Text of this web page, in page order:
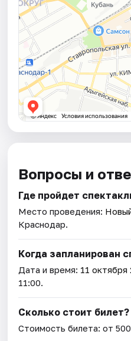
Вопросы и
Где пройдет
Место проведения:
Краснодар.
Когда запланирован
Дата и время: 11 октября
11:00.
Сколько стоит билет?
Стоимость билета: от